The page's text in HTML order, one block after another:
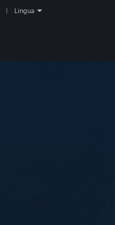
Lingua